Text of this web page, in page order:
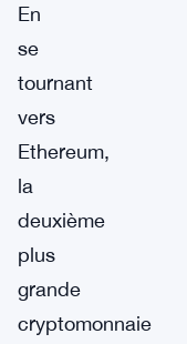
En
se
tournant
vers
Ethereum,
la
deuxième
plus
grande
cryptomonnaie